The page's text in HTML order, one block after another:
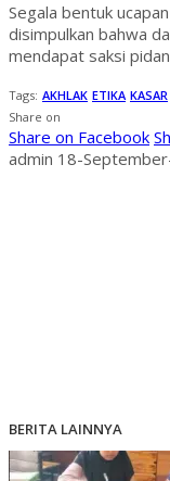
Segala bentuk
disimpulkan bahwa
mendapat saksi
Tags: AKHLAK ETIKA KASAR
Share on
Share on Facebook
admin 18-
BERITA LAINNYA